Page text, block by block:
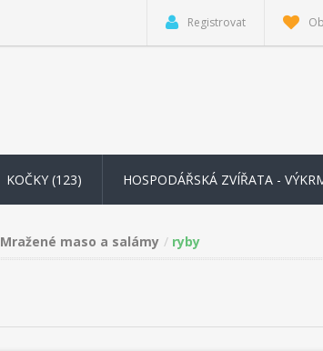
Registrovat
KOČKY (123) HOSPODÁŘSKÁ ZVÍŘATA -
Mražené maso a salámy ryby